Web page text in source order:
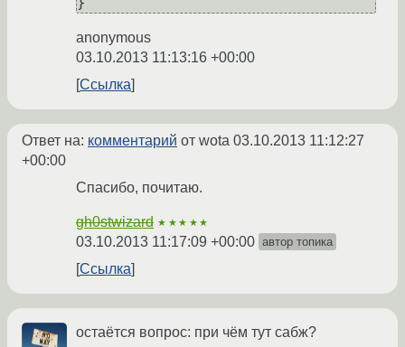
anonymous
03.10.2013 11:13:16 +00:00
Ссылка
Ответ на: комментарий от wota 03.10.2013 11:12:27
+00:00
Спасибо, почитаю.
gh0stwizard ★★★★★
03.10.2013 11:17:09 +00:00 автор топика
Ссылка
остаётся вопрос: при чём тут сабж?